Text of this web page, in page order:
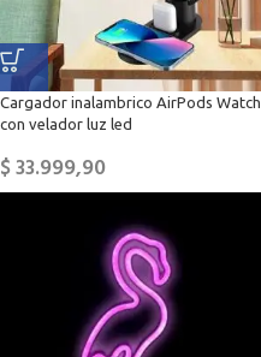
Cargador inalambrico AirPods Watch
con velador luz led
$33.999,90